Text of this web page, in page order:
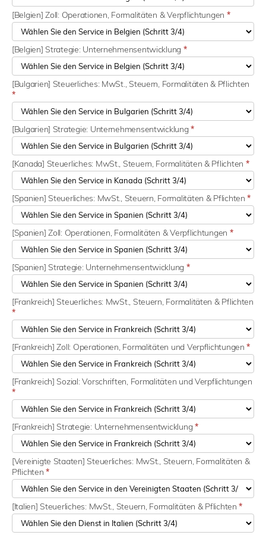
[Belgien] Zoll: Operationen, Formalitäten & Verpflichtungen *
[Belgien] Strategie: Unternehmensentwicklung *
[Bulgarien] Steuerliches: MwSt., Steuern, Formalitäten & Pflichten
*
[Bulgarien] Strategie: Unternehmensentwicklung*
[Kanada] Steuerliches: MwSt., Steuern, Formalitäten & Pflichten *
[Spanien] Steuerliches: MwSt., Steuern, Formalitäten & Pflichten*
[Spanien] Zoll: Operationen, Formalitäten & Verpflichtungen *
[Spanien] Strategie: Unternehmensentwicklung *
[Frankreich] Steuerliches: MwSt., Steuern, Formalitäten & Pflichten
*
[Frankreich] Zoll: Operationen, Formalitäten und Verpflichtungen*
[Frankreich] Sozial: Vorschriften, Formalitäten und Verpflichtungen
*
[Frankreich] Strategie: Unternehmensentwicklung*
[Vereinigte Staaten] Steuerliches: MwSt., Steuern, Formalitäten &
Pflichten*
[Italien] Steuerliches: MwSt., Steuern, Formalitäten & Pflichten*